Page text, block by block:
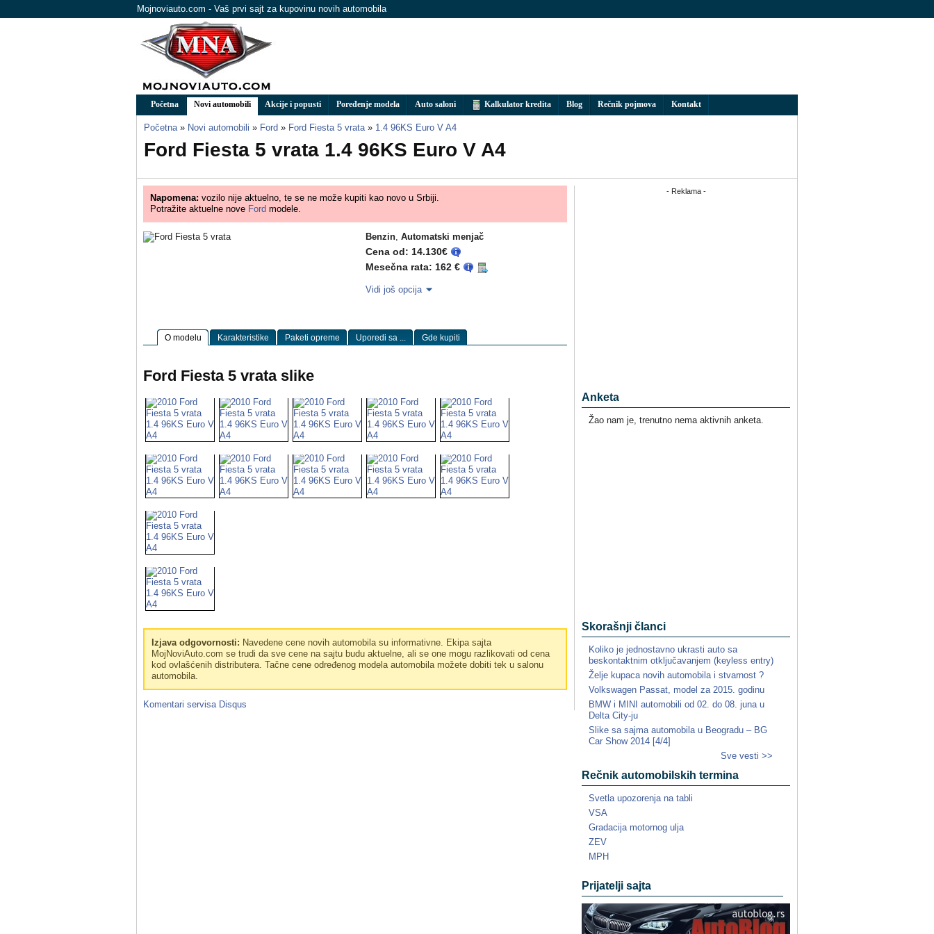
Mojnoviauto.com - Vaš prvi sajt za kupovinu novih automobila
Početna Novi automobili Akcije i popusti Poređenje modela Auto saloni Kalkulator kredita Blog Rečnik pojmova Kontakt
Početna » Novi automobili » Ford » Ford Fiesta 5 vrata » 1.4 96KS Euro V A4
Ford Fiesta 5 vrata 1.4 96KS Euro V A4
Napomena: vozilo nije aktuelno, te se ne može kupiti kao novo u Srbiji.
Potražite aktuelne nove Ford modele.
Benzin Automatski menjač
Cena od: 14.130€
Mesečna rata: 162 €
Vidi još opcija
O modelu Karakteristike Paketi opreme Uporedi sa ... Gde kupiti
Ford Fiesta 5 vrata slike
Izjava odgovornosti: Navedene cene novih automobila su informativne. Ekipa sajta
MojNoviAuto.com se trudi da sve cene na sajtu budu aktuelne, ali se one mogu razlikovati od cena
kod ovlašćenih distributera. Tačne cene određenog modela automobila možete dobiti tek u salonu
automobila.
Komentari servisa Disqus
- Reklama -
Anketa
Žao nam je, trenutno nema aktivnih anketa.
Skorašnji članci
Koliko je jednostavno ukrasti auto sa
beskontaktnim otključavanjem (keyless entry)
Želje kupaca novih automobila i stvarnost ?
Volkswagen Passat, model za 2015. godinu
BMW i MINI automobili od 02. do 08. juna u
Delta City-ju
Slike sa sajma automobila u Beogradu – BG
Car Show 2014 [4/4]
Sve vesti >>
Rečnik automobilskih termina
Svetla upozorenja na tabli
VSA
Gradacija motornog ulja
ZEV
MPH
Prijatelji sajta